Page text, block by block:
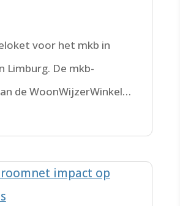
voor het mkb in
Limburg. De mkb-
de WoonWijzerWinkel
voor je klaar.